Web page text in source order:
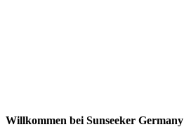
Willkommen bei Sunseeker Germany